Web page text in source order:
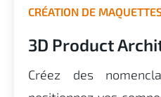
CRÉATION DE
3D Product
Créez des